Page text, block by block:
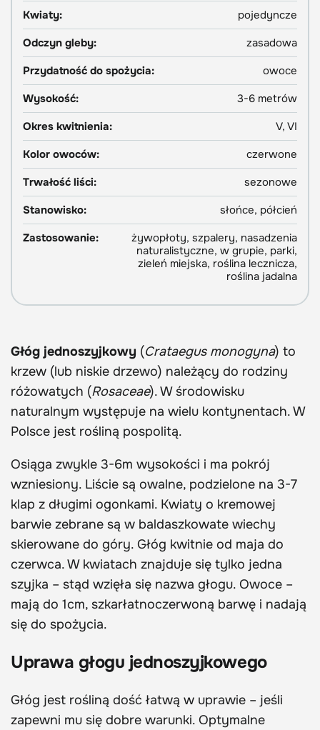
Kwiaty:
pojedyncze
Odczyn gleby:
zasadowa
Przydatność do spożycia:
owoce
Wysokość:
3-6 metrów
Okres kwitnienia:
V, VI
Kolor owoców:
czerwone
Trwałość liści:
sezonowe
Stanowisko:
słońce, półcień
Zastosowanie:
żywopłoty, szpalery, nasadzenia
naturalistyczne, w grupie, parki,
zieleń miejska, roślina lecznicza,
roślina jadalna
Głóg jednoszyjkowy (Crataegus monogyna) to
krzew (lub niskie drzewo) należący do rodziny
różowatych (Rosaceae). W środowisku
naturalnym występuje na wielu kontynentach. W
Polsce jest rośliną pospolitą.
Osiąga zwykle 3-6m wysokości i ma pokrój
wzniesiony. Liście są owalne, podzielone na 3-7
klap z długimi ogonkami. Kwiaty o kremowej
barwie zebrane są w baldaszkowate wiechy
skierowane do góry. Głóg kwitnie od maja do
czerwca. W kwiatach znajduje się tylko jedna
szyjka – stąd wzięła się nazwa głogu. Owoce –
mają do 1cm, szkarłatnoczerwoną barwę i nadają
się do spożycia.
Uprawa głogu jednoszyjkowego
Głóg jest rośliną dość łatwą w uprawie – jeśli
zapewni mu się dobre warunki. Optymalne